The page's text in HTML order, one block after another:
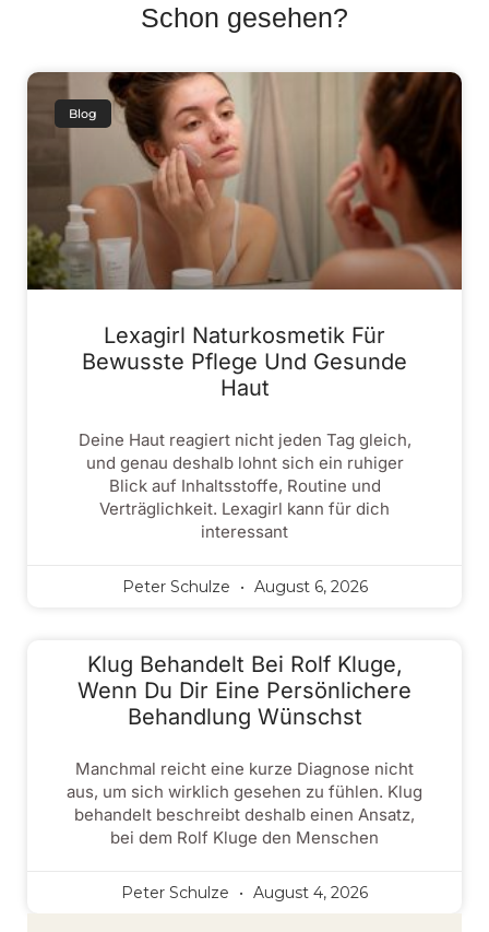
Schon gesehen?
Blog
Lexagirl Naturkosmetik Für
Bewusste Pflege Und Gesunde
Haut
Deine Haut reagiert nicht jeden Tag gleich,
und genau deshalb lohnt sich ein ruhiger
Blick auf Inhaltsstoffe, Routine und
Verträglichkeit. Lexagirl kann für dich
interessant
Peter Schulze August 6, 2026
Klug Behandelt Bei Rolf Kluge,
Wenn Du Dir Eine Persönlichere
Behandlung Wünschst
Manchmal reicht eine kurze Diagnose nicht
aus, um sich wirklich gesehen zu fühlen. Klug
behandelt beschreibt deshalb einen Ansatz,
bei dem Rolf Kluge den Menschen
Peter Schulze August 4, 2026